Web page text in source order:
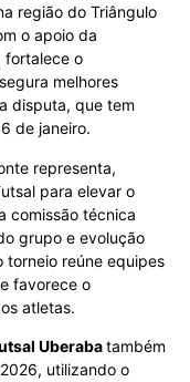
região do Triângulo
o apoio da
fortalece o
melhores
disputa, que tem
de janeiro.
representa,
para elevar o
comissão técnica
grupo e evolução
reúne equipes
favorece o
atletas.
Uberabatambém
utilizando o